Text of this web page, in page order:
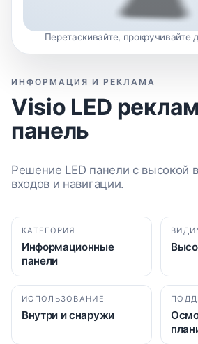
ИНФОРМАЦИЯ И РЕКЛАМА
Visio LED
панель
Решение LED панели с высокой
входов и навигации.
КАТЕГОРИЯ
Информационные
панели
ИСПОЛЬЗОВАНИЕ
Внутри и снаружи
Перетаскивайте, прокручивайте